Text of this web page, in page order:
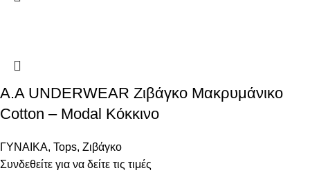
Α.A UNDERWEAR Ζιβάγκο Μακρυμάνικο
Cotton – Modal Κόκκινο
ΓΥΝΑΙΚΑ, Tops, Ζιβάγκο
Συνδεθείτε για να δείτε τις τιμές